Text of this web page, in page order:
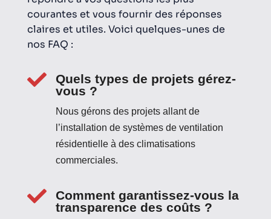
courantes et vous fournir des réponses
claires et utiles. Voici quelques-unes de
nos FAQ :

Quels types de projets gérez-
vous ?
Nous gérons des projets allant de
l’installation de systèmes de ventilation
résidentielle à des climatisations
commerciales.

Comment garantissez-vous la
transparence des coûts ?